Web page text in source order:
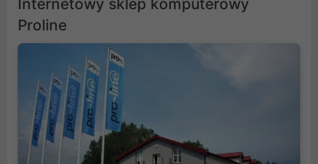
Internetowy sklep komputerowy
Proline